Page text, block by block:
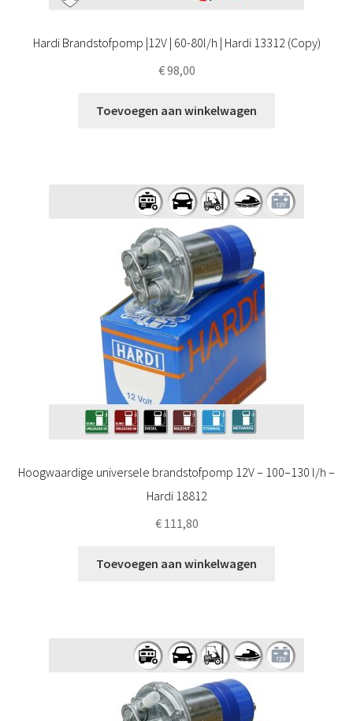
Hardi Brandstofpomp |12V | 60-80l/h | Hardi 13312 (Copy)
€98,00
Toevoegen aan winkelwagen
Hoogwaardige universele brandstofpomp 12V – 100–130 l/h –
Hardi 18812
€111,80
Toevoegen aan winkelwagen